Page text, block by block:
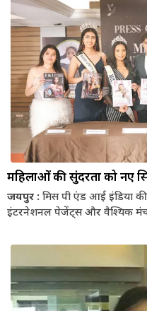
महिलाओं की सुंदरता को नए
जयपुर : मिस पी एंड आई इंडिया
इंटरनेशनल पेजेंट्स और वैश्यिक